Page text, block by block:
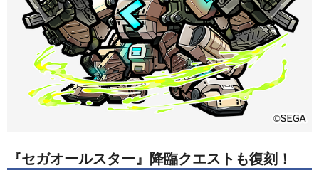
『セガオールスター』降臨クエストも復刻！